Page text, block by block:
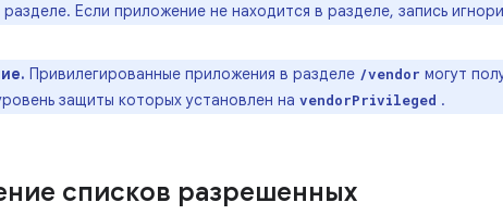
Если приложение не находится в разделе, запись
Привилегированные приложения в разделе /vendor могут
защиты которых установлен на vendorPrivileged .
списков разрешенных